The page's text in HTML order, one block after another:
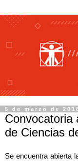
5 de marzo de
Convocatoria
de Ciencias
Se encuentra abierta